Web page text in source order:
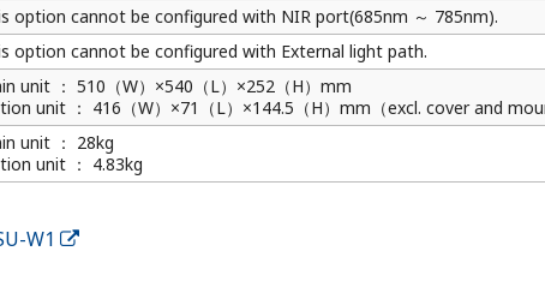
option cannot be configured with NIR port(685nm ～ 785nm).
option cannot be configured with External light path.
unit ： 510（W）×540（L）×252（H）mm
unit ： 416（W）×71（L）×144.5（H）mm（excl. cover and
unit ： 28kg
unit ： 4.83kg
W1